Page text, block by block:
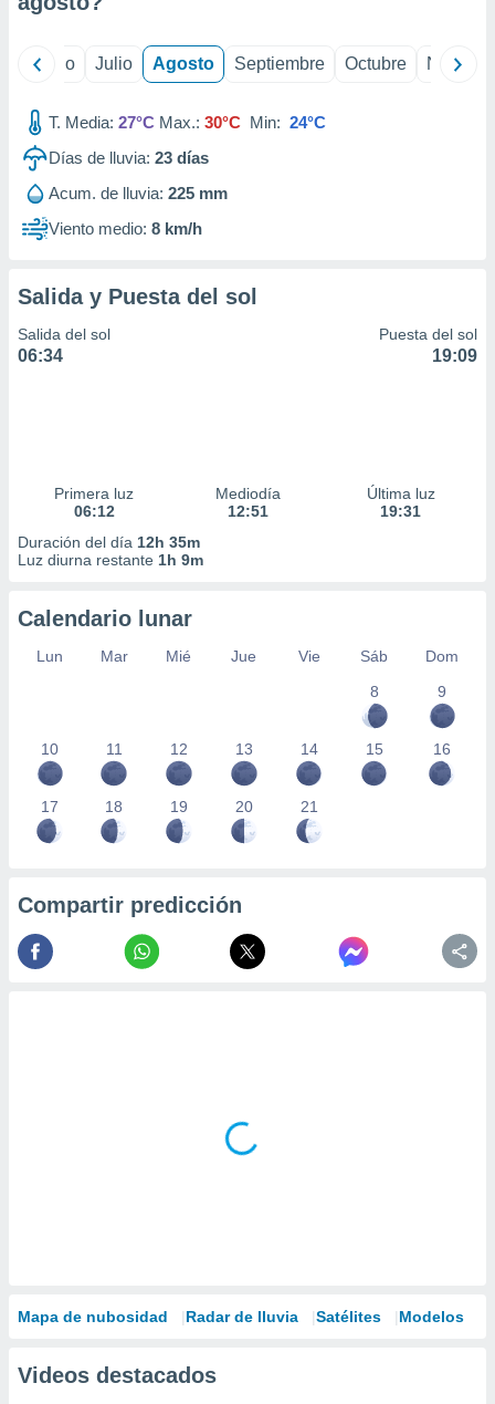
mediante
publicidad
publicidad
1199
Junio Julio Agosto Septiembre Octubre
T. Media: 27°C Max.: 30°C Min: 24°C
Días de lluvia: 23 días
Acum. de lluvia: 225 mm
Viento medio: 8 km/h
Salida y Puesta del sol
Salida del sol
06:34
Puesta del sol
19:09
Primera luz
06:12
Mediodía
12:51
Última luz
19:31
Duración del día 12h 35m
Luz diurna restante 1h 9m
Calendario lunar
Lun Mar Mié Jue Vie Sáb
Dom
8
9
10 11 12 13 14 15 16
17 18 19 20 21
Compartir predicción
Mapa de nubosidad Radar de lluvia Satélites Modelos
Videos destacados